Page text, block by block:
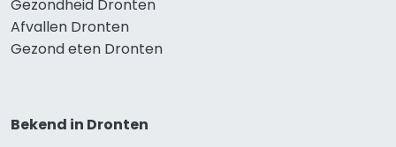
Gezondheid Dronten
Afvallen Dronten
Gezond eten Dronten
Bekend in Dronten